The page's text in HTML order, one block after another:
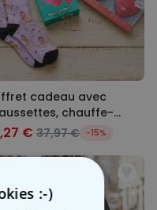
cadeau avec
chauffe-
et confettis de bain
€ 37,97 € -15%
:-)